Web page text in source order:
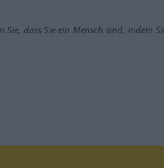
Sie, dass Sie ein Mensch sind, indem